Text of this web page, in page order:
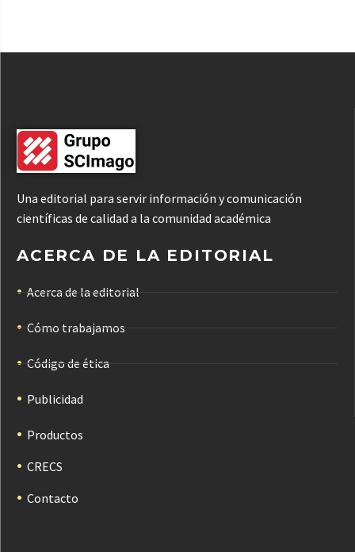
Una editorial para servir información y comunicación
científicas de calidad a la comunidad académica
ACERCA DE LA EDITORIAL
Acerca de la editorial
Cómo trabajamos
Código de ética
Publicidad
Productos
CRECS
Contacto